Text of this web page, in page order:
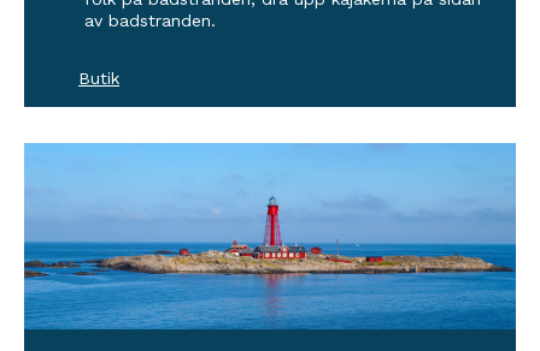
av badstranden.
Butik